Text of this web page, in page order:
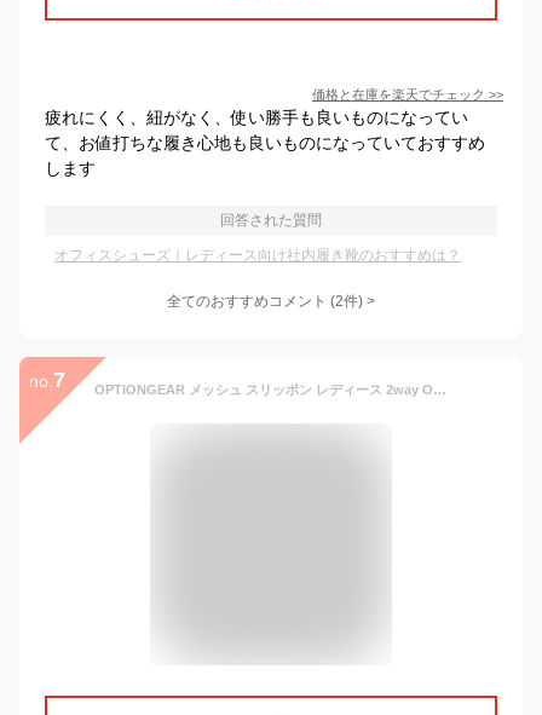
価格と在庫を楽天でチェック >>
疲れにくく、紐がなく、使い勝手も良いものになってい
て、お値打ちな履き心地も良いものになっていておすすめ
します
回答された質問
オフィスシューズ｜レディース向け社内履き靴のおすすめは？
全てのおすすめコメント (2件) >
no. 7 OPTIONGEAR メッシュ スリッポン レディース 2way OG-7141L かかとが踏める キックバックシューズ スニーカー レディーススリッポン メッシュスリッポン レディーススニーカー 上履き 室内履き 室内ばき 蒸れない オフィス 病院 入院 内履き かかと 踏める かかとつき sgc